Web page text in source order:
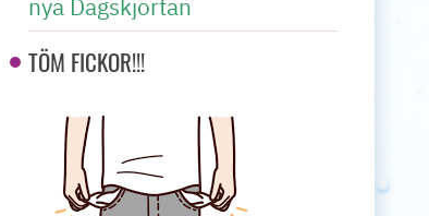
nya Dagskjortan
TÖM FICKOR!!!